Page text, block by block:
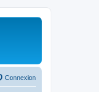
Connexion